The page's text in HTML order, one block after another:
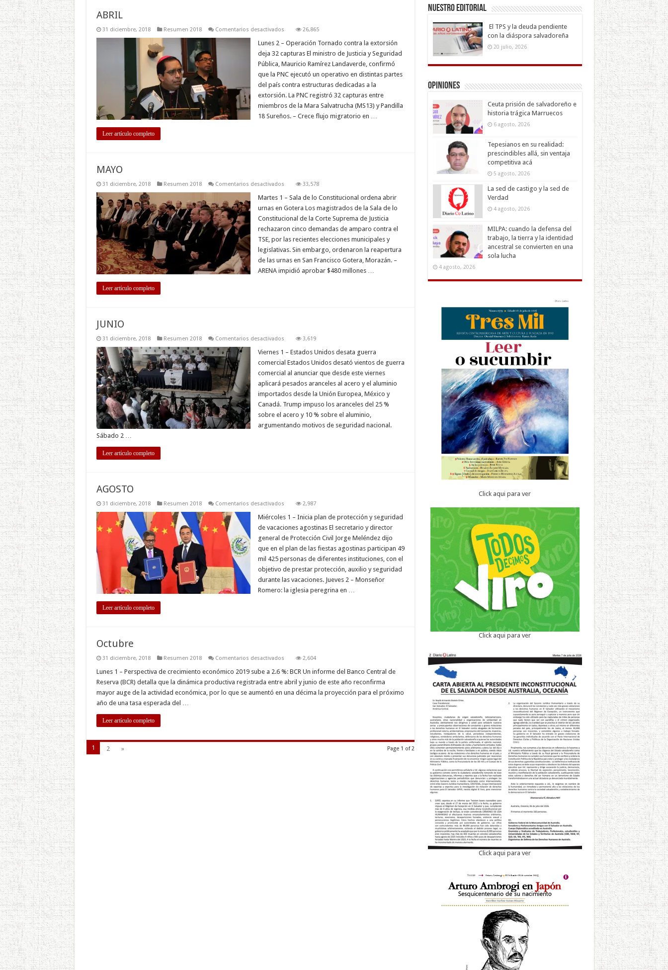
ABRIL
31 diciembre, 2018 Resumen 2018 Comentarios desactivadosen
26,865
Lunes 2 – Operación Tornado contra la extorsión
deja 32 capturas El ministro de Justicia y Seguridad
Pública, Mauricio Ramírez Landaverde, confirmó
que la PNC ejecutó un operativo en distintas partes
del país contra estructuras dedicadas a la
extorsión. La PNC registró 32 capturas entre
miembros de la Mara Salvatrucha (MS13) y Pandilla
18 Sureños. – Crece flujo migratorio en …
Leer artículo completo
MAYO
31 diciembre, 2018 Resumen 2018 Comentarios desactivadosen
33,578
Martes 1 – Sala de lo Constitucional ordena abrir
urnas en Gotera Los magistrados de la Sala de lo
Constitucional de la Corte Suprema de Justicia
rechazaron cinco demandas de amparo contra el
TSE, por las recientes elecciones municipales y
legislativas. Sin embargo, ordenaron la reapertura
de las urnas en San Francisco Gotera, Morazán. –
ARENA impidió aprobar $480 millones …
Leer artículo completo
JUNIO
31 diciembre, 2018 Resumen 2018 Comentarios desactivadosen
3,619
Viernes 1 – Estados Unidos desata guerra
comercial Estados Unidos desató vientos de guerra
comercial al anunciar que desde este viernes
aplicará pesados aranceles al acero y el aluminio
importados desde la Unión Europea, México y
Canadá. Trump impuso los aranceles del 25 %
sobre el acero y 10 % sobre el aluminio,
argumentando motivos de seguridad nacional.
Sábado 2 …
Leer artículo completo
AGOSTO
31 diciembre, 2018 Resumen 2018 Comentarios desactivadosen
2,987
Miércoles 1 – Inicia plan de protección y seguridad
de vacaciones agostinas El secretario y director
general de Protección Civil Jorge Meléndez dijo
que en el plan de las fiestas agostinas participan 49
mil 425 personas de diferentes instituciones, con el
objetivo de prestar protección, auxilio y seguridad
durante las vacaciones. Jueves 2 – Monseñor
Romero: la iglesia peregrina en …
Leer artículo completo
Octubre
31 diciembre, 2018 Resumen 2018 Comentarios desactivadosen
2,604
Lunes 1 – Perspectiva de crecimiento económico 2019 sube a 2.6 %: BCR Un informe del Banco Central de
Reserva (BCR) detalla que la dinámica productiva registrada entre abril y junio de este año reconfirma
mayor auge de la actividad económica, por lo que se aumentó en una décima la proyección para el próximo
año de una tasa esperada del …
Leer artículo completo
Page 1 of 2
1 2 »
Nuestro Editorial
El TPS y la deuda pendiente
con la diáspora salvadoreña
20 julio, 2026
Opiniones
Ceuta prisión de salvadoreño e
historia trágica Marruecos
6 agosto, 2026
Tepesianos en su realidad:
prescindibles allá, sin ventaja
competitiva acá
5 agosto, 2026
La sed de castigo y la sed de
Verdad
4 agosto, 2026
MILPA: cuando la defensa del
trabajo, la tierra y la identidad
ancestral se convierten en una
sola lucha
4 agosto, 2026
Click aqui para ver
Click aqui para ver
Click aqui para ver